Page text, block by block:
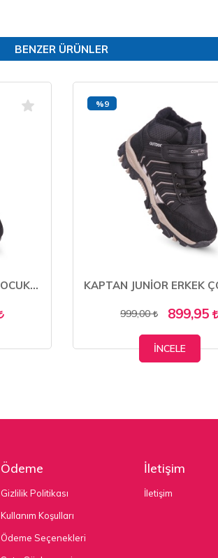
BENZER ÜRÜNLER
KAPTAN JUNİOR ERKEK ÇOCUK BOT KÜRKLÜ TRAKİNG PCTRE 500
999,00 899,95
%9
İNCELE
Ödeme
Gizlilik Politikası
Kullanım Koşulları
Ödeme Seçenekleri
İletişim
İletişim